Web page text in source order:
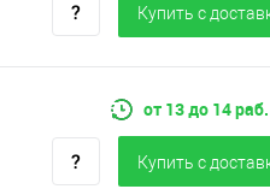
Купить c
от 13 до 14
Купить c